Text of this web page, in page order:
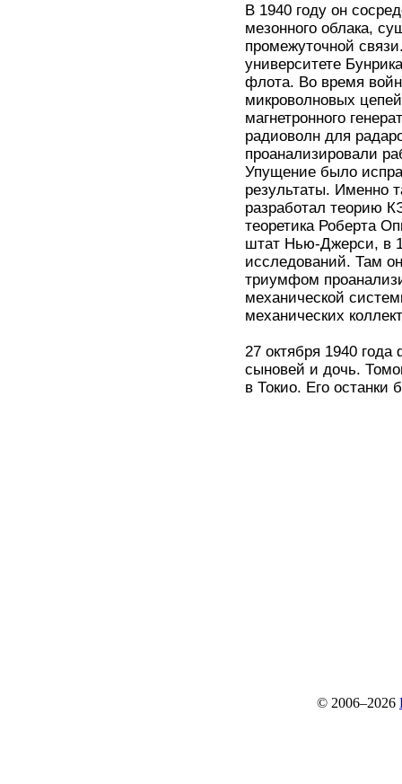
В 1940 году он
мезонного облака,
промежуточной
университете
флота. Во время
микроволновых
магнетронного
радиоволн для
проанализировали
Упущение было
результаты. Именно
разработал теорию
теоретика Роберта
штат Нью-Джерси, в
исследований. Там
триумфом
механической
механических
27 октября 1940
сыновей и дочь.
в Токио. Его
© 2006–2026